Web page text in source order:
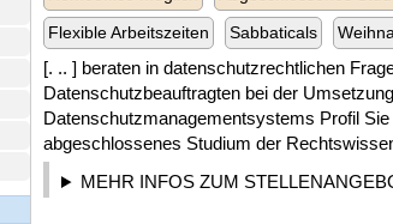
Flexible Arbeitszeiten
Sabbaticals
[. .. ] beraten in datenschutzrechtlichen
Datenschutzbeauftragten bei der
Datenschutzmanagementsystems Profil
abgeschlossenes Studium der
MEHR INFOS ZUM